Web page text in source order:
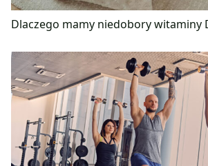
Dlaczego mamy niedobory witaminy